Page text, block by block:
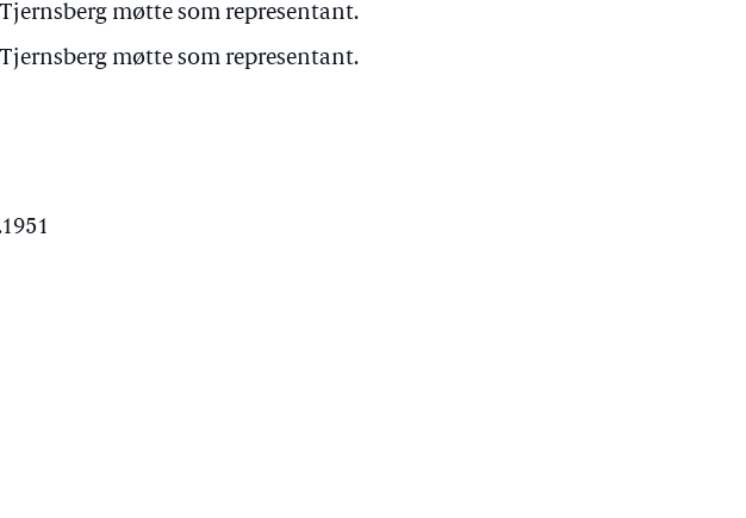
møtte som representant.
møtte som representant.